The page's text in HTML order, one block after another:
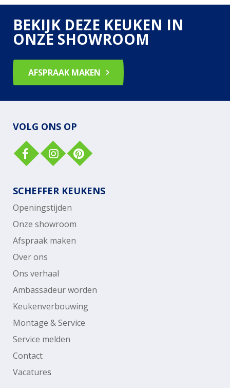
BEKIJK DEZE KEUKEN IN
ONZE SHOWROOM
AFSPRAAK MAKEN
VOLG ONS OP
SCHEFFER KEUKENS
Openingstijden
Onze showroom
Afspraak maken
Over ons
Ons verhaal
Ambassadeur worden
Keukenverbouwing
Montage & Service
Service melden
Contact
Vacatures